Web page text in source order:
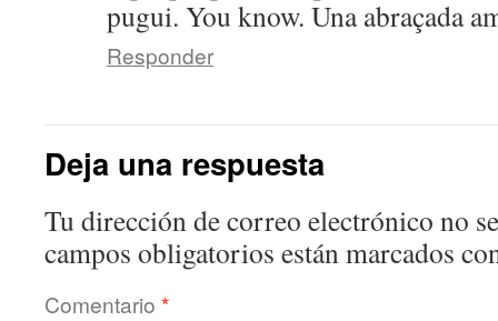
pugui. You know. Una abraçada
Responder
Deja una respuesta
Tu dirección de correo electrónico no
campos obligatorios están marcados
Comentario *